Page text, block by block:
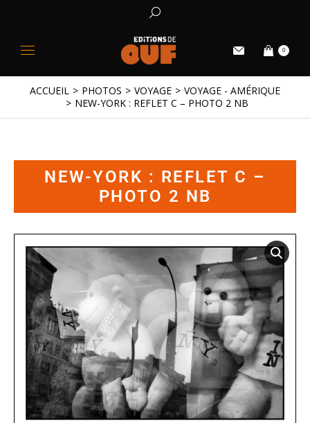
0
Vous êtes ici :
ACCUEIL PHOTOS VOYAGE
VOYAGE - AMÉRIQUE
NEW-YORK : REFLET C – PHOTO 2 NB
NEW-YORK : REFLET C –
PHOTO 2 NB